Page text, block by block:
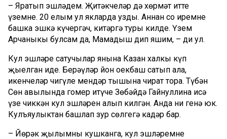
– Яратып эшләдем. Җитәкчеләр дә хөрмәт итте
үземне. 20 елым ул якларда узды. Аннан соң иремне
башка эшкә күчергәч, китәргә туры килде. Үзем
Арчаныкы булсам да, Мамадыш дип яшим, – ди ул.
Кул эшләре сатучылар янына Казан халкы күп
җыелган иде. Берәүләр йон оекбаш сатып ала,
икенчеләр чигүле мендәр тышына чират тора. Түбән
Сөн авылында гомер итүче Зөбәйдә Гайнуллина исә
үзе чиккән кул эшләрен алып килгән. Анда ни генә юк.
Кулъяулыктан башлап зур сөлгегә кадәр бар.
– Йөрәк җылымны кушканга, кул эшләремне